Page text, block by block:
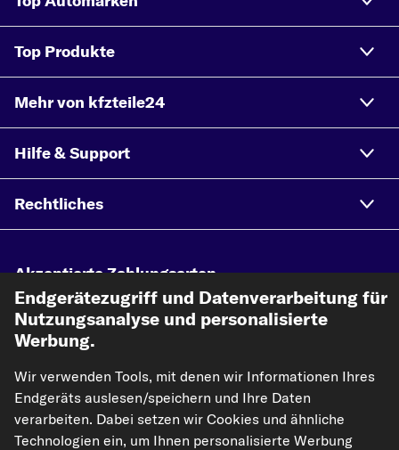
Top Produkte
Mehr von kfzteile24
Hilfe & Support
Rechtliches
Akzeptierte Zahlungsarten
Vorkasse
Unsere Versandpartner
Endgerätezugriff und Datenverarbeitung für
Nutzungsanalyse und personalisierte
Werbung.
Wir verwenden Tools, mit denen wir Informationen Ihres
Endgeräts auslesen/speichern und Ihre Daten
verarbeiten. Dabei setzen wir Cookies und ähnliche
Technologien ein, um Ihnen personalisierte Werbung